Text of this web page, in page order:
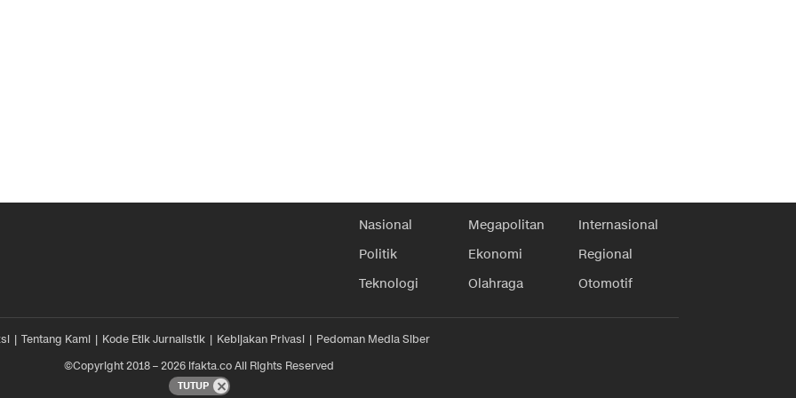
Nasional Megapolitan
Internasional
Politik
Ekonomi
Regional
Teknologi
Olahraga Otomotif
Tentang Kami Kode Etik Jurnalistik Kebijakan Privasi
Pedoman Media Siber
©Copyright 2018 – 2026 ifakta.co All Rights Reserved
TUTUP